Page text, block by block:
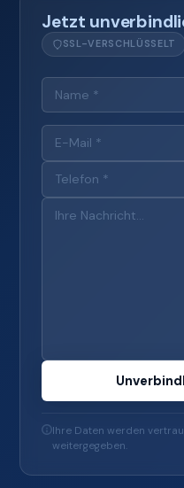
Jetzt
SSL-VERSCHLÜSSELT
Ihre Daten werden
weitergegeben.